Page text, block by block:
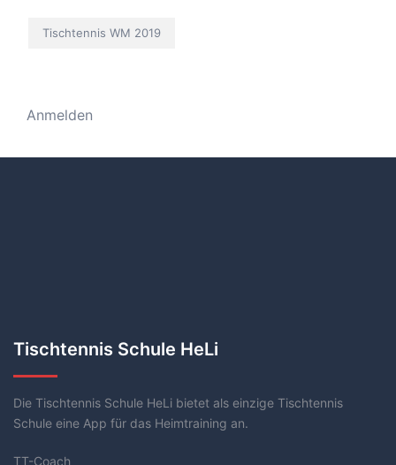
Tischtennis WM 2019
Anmelden
Tischtennis Schule HeLi
Die Tischtennis Schule HeLi bietet als einzige Tischtennis
Schule eine App für das Heimtraining an.
TT-Coach